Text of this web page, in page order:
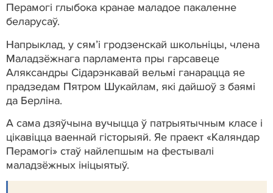
Перамогі глыбока кранае маладое пакаленне
беларусаў.
Напрыклад, у сям’і гродзенскай школьніцы, члена
Маладзёжнага парламента пры гарсавеце
Аляксандры Сідарэнкавай вельмі ганарацца яе
прадзедам Пятром Шукайлам, які дайшоў з баямі
да Берліна.
А сама дзяўчына вучыцца ў патрыятычным класе і
цікавіцца ваеннай гісторыяй. Яе праект «Каляндар
Перамогі» стаў найлепшым на фестывалі
маладзёжных ініцыятыў.